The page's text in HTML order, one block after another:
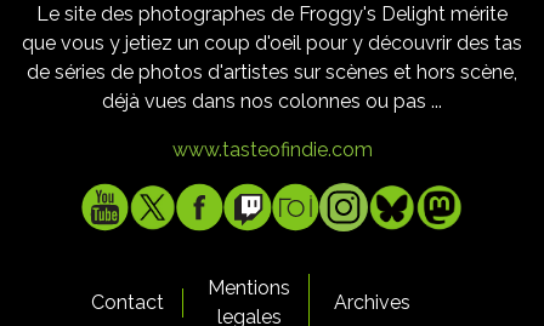
Le site des photographes de Froggy's Delight mérite
que vous y jetiez un coup d'oeil pour y découvrir des tas
de séries de photos d'artistes sur scènes et hors scène,
déjà vues dans nos colonnes ou pas ...
www.tasteofindie.com
Contact
Mentions
legales
Archives